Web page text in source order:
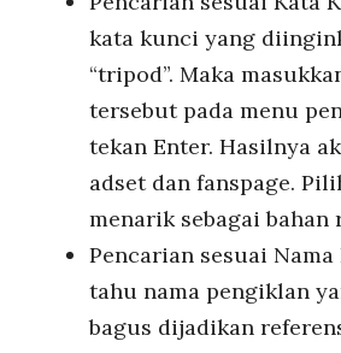
kata kunci yang
“tripod”. Maka
tersebut pada menu
tekan Enter. Hasilnya
adset dan fanspage.
menarik sebagai bahan
Pencarian sesuai
tahu nama pengiklan
bagus dijadikan